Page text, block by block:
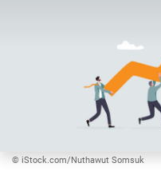
© iStock.com/Nuthawut Somsuk